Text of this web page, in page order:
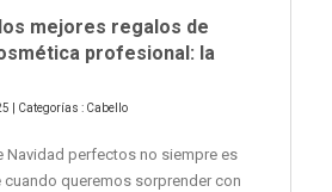
mejores regalos de
profesional: la
| Categorías : Cabello
Navidad perfectos no siempre es
queremos sorprender con